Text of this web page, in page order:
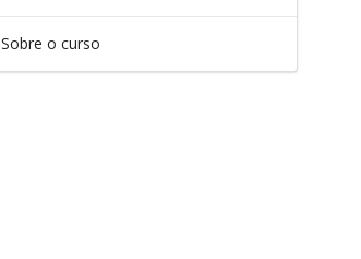
Sobre o curso